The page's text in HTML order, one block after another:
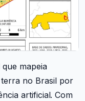
mapeia
no Brasil por
artificial. Com